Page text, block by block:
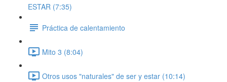
ESTAR (7:35)
Práctica de calentamiento
Mito 3 (8:04)
Otros usos "naturales" de ser y estar (10:14)